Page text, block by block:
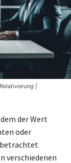
|
der Wert
oder
verschiedenen